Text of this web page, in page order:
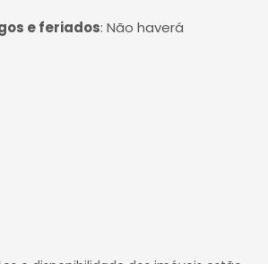
e feriados: Não haverá